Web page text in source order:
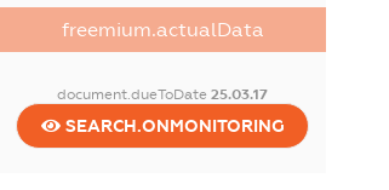
freemium.actualData
document.dueToDate25.03.17
SEARCH.ONMONITORING